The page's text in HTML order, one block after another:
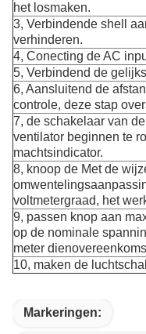
het losmaken.
3, Verbindende shell
verhinderen.
4, Conecting de AC
5, Verbindend de
6, Aansluitend de
controle, deze stap
7, de schakelaar van
ventilator beginnen te
machtsindicator.
8, knoop de Met de
voltmetergraad, het
9, passen knop aan
op de nominale
meter
10, maken de
Markeringen: